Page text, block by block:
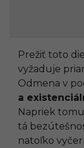
Prežiť toto
vyžaduje
Odmena v
a
Napriek
tá
natoľko